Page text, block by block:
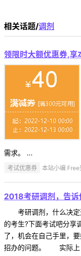
相关话题/调剂
领限时大额优惠券,享
需求。 ...
考试优惠券 本站小编
2018考研调剂，告诉
考研调剂，什么决定
的考生?下面考试吧分享
了，机会在自己手里，
招办的问题。 实际上